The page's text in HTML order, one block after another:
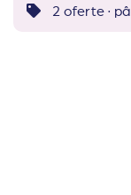
2 oferte ·